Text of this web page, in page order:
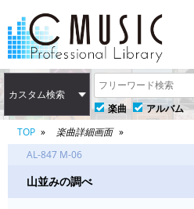
カスタム検索
楽曲
アルバム
TOP
楽曲詳細画面
AL-847 M-06
山並みの調べ